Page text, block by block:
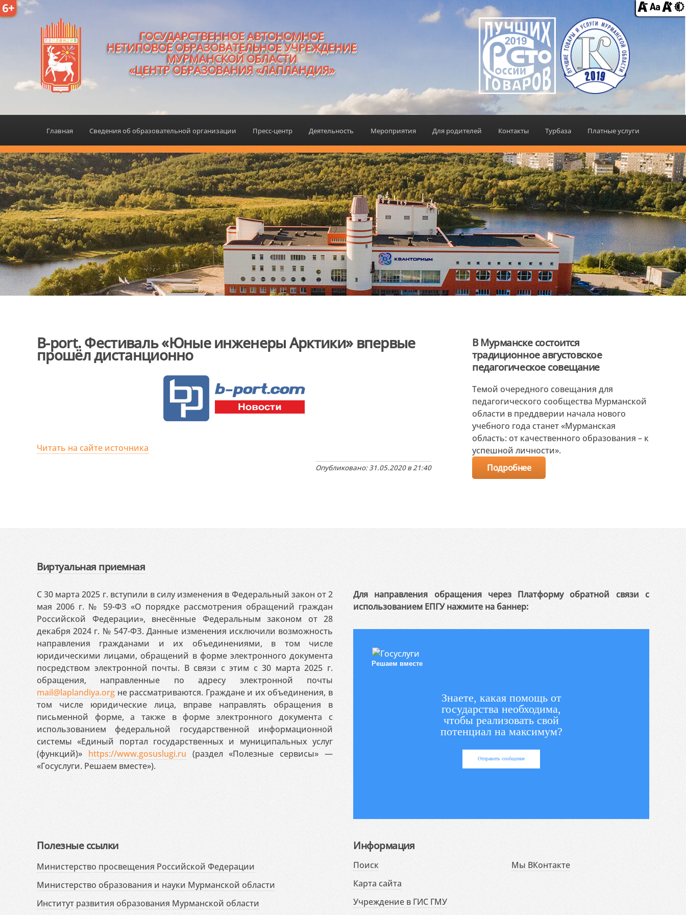
6+
ГОСУДАРСТВЕННОЕ АВТОНОМНОЕ
НЕТИПОВОЕ ОБРАЗОВАТЕЛЬНОЕ УЧРЕЖДЕНИЕ
МУРМАНСКОЙ ОБЛАСТИ
«ЦЕНТР ОБРАЗОВАНИЯ «ЛАПЛАНДИЯ»
Главная Сведения об образовательной организации Пресс-центр Деятельность Мероприятия Для родителей Контакты Турбаза Платные услуги
B-port. Фестиваль «Юные инженеры Арктики» впервые
прошёл дистанционно
Читать на сайте источника
Опубликовано: 31.05.2020 в 21:40
В Мурманске состоится
традиционное августовское
педагогическое совещание
Темой очередного совещания для
педагогического сообщества Мурманской
области в преддверии начала нового
учебного года станет «Мурманская
область: от качественного образования – к
успешной личности».
Подробнее
Виртуальная приемная
С 30 марта 2025 г. вступили в силу изменения в Федеральный закон от 2
мая 2006 г. № 59-ФЗ «О порядке рассмотрения обращений граждан
Российской Федерации», внесённые Федеральным законом от 28
декабря 2024 г. № 547-ФЗ. Данные изменения исключили возможность
направления гражданами и их объединениями, в том числе
юридическими лицами, обращений в форме электронного документа
посредством электронной почты. В связи с этим с 30 марта 2025 г.
обращения, направленные по адресу электронной почты
mail@laplandiya.org не рассматриваются. Граждане и их объединения, в
том числе юридические лица, вправе направлять обращения в
письменной форме, а также в форме электронного документа с
использованием федеральной государственной информационной
системы «Единый портал государственных и муниципальных услуг
(функций)» https://www.gosuslugi.ru (раздел «Полезные сервисы» —
«Госуслуги. Решаем вместе»).
Для направления обращения через Платформу обратной связи с
использованием ЕПГУ нажмите на баннер:
Решаем вместе
Знаете, какая помощь от
государства необходима,
чтобы реализовать свой
потенциал на максимум?
Отправить сообщение
Полезные ссылки
Министерство просвещения Российской Федерации
Министерство образования и науки Мурманской области
Институт развития образования Мурманской области
Информация
Поиск
Карта сайта
Учреждение в ГИС ГМУ
Мы ВКонтакте